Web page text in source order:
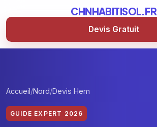
CHNHABITISOL.FR
Devis Gratuit
Accueil Nord Devis Hem
GUIDE EXPERT 2026